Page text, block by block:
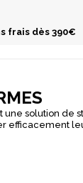
frais dès 390€
une solution de
efficacement
son
de 3 mm, avec